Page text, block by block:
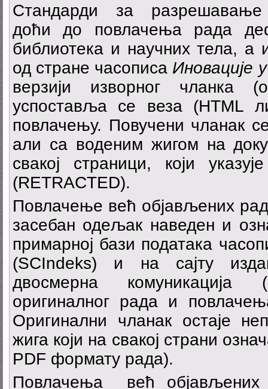
Стандарди за
доћи до повлачења рада
библиотека и научних тела, а
од стране часописа Иновације
верзији изворног чланка
успоставља се веза (HTML
повлачењу. Повучени чланак
али са воденим жигом на
свакој страници, који
(RETRACTED).
Повлачење већ објављених
засебан одељак наведен и
примарној бази података
(SCIndeks) и на сајту
двосмерна
оригиналног рада и
Оригинални чланак остаје
жига који на свакој страни
PDF формату рада).
Повлачења већ објављених